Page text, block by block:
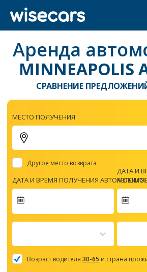
Аренда
MINNEAPOLIS
СРАВНЕНИЕ ПРЕДЛОЖЕНИЙ
МЕСТО ПОЛУЧЕНИЯ
Другое место возврата
ДАТА И ВРЕМЯ ПОЛУЧЕНИЯ АВТОМОБИЛЯ
forward
with
the
ДАТА И
Возраст водителя 30-65 и страна